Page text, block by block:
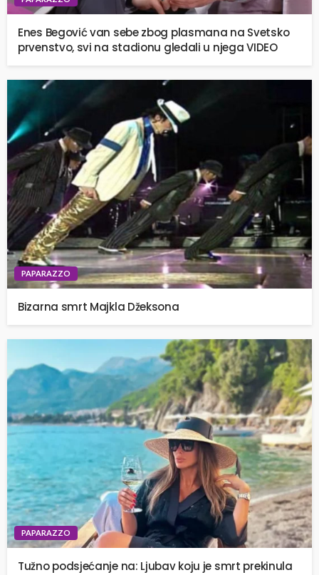
Enes Begović van sebe zbog plasmana na Svetsko
prvenstvo, svi na stadionu gledali u njega VIDEO
PAPARAZZO
Bizarna smrt Majkla Džeksona
PAPARAZZO
Tužno podsjećanje na: Ljubav koju je smrt prekinula